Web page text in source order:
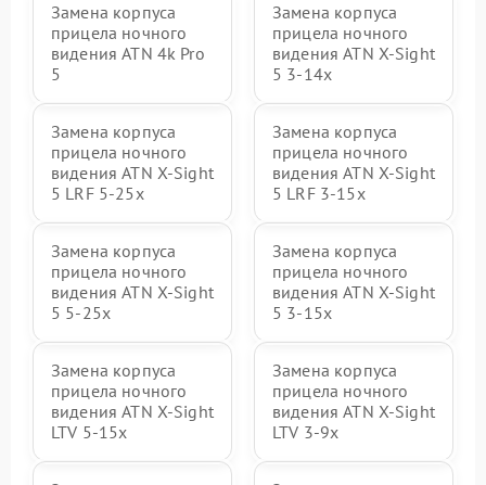
Замена корпуса
прицела ночного
видения ATN 4k Pro
5
Замена корпуса
прицела ночного
видения ATN X-Sight
5 3-14x
Замена корпуса
прицела ночного
видения ATN X-Sight
5 LRF 5-25x
Замена корпуса
прицела ночного
видения ATN X-Sight
5 LRF 3-15x
Замена корпуса
прицела ночного
видения ATN X-Sight
5 5-25x
Замена корпуса
прицела ночного
видения ATN X-Sight
5 3-15x
Замена корпуса
прицела ночного
видения ATN X-Sight
LTV 5-15x
Замена корпуса
прицела ночного
видения ATN X-Sight
LTV 3-9x